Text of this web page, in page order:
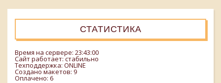
СТАТИСТИКА
Время на сервере: 23:43:00
Сайт работает: стабильно
Техподдержка: ONLINE
Создано макетов: 9
Оплачено: 6